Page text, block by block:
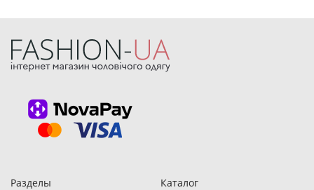
Разделы Каталог